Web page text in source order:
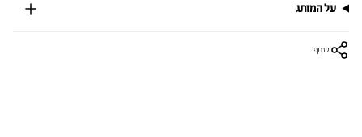
על המותג
שתף